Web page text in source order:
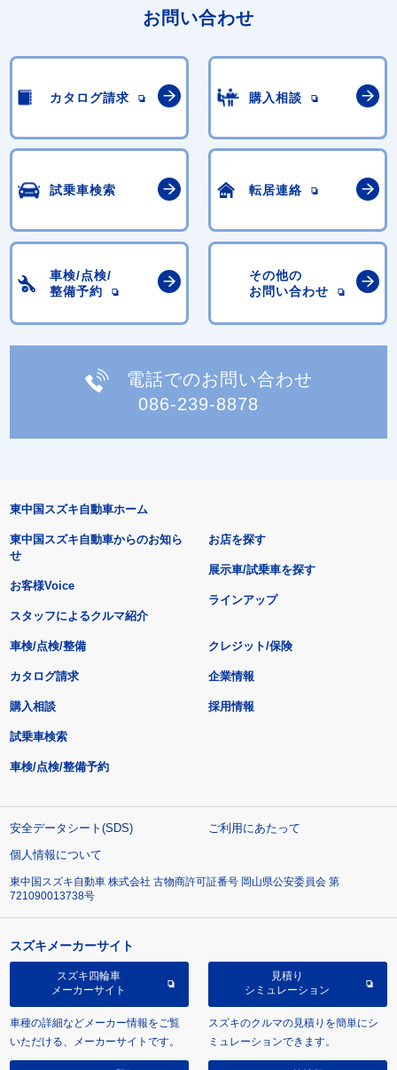
お問い合わせ
カタログ請求 購入相談
試乗車検索 転居連絡
車検/点検/
整備予約
その他の
お問い合わせ
電話でのお問い合わせ
086-239-8878
東中国スズキ自動車ホーム
東中国スズキ自動車からのお知ら
せ
お客様Voice
スタッフによるクルマ紹介
お店を探す
展示車/試乗車を探す
ラインアップ
車検/点検/整備 クレジット/保険
カタログ請求
購入相談
試乗車検索
車検/点検/整備予約
企業情報
採用情報
安全データシート(SDS)
ご利用にあたって
個人情報について
東中国スズキ自動車 株式会社 古物商許可証番号 岡山県公安委員会 第
721090013738号
スズキメーカーサイト
スズキ四輪車
メーカーサイト
車種の詳細などメーカー情報をご覧
いただける、メーカーサイトです。
見積り
シミュレーション
スズキのクルマの見積りを簡単にシ
ミュレーションできます。